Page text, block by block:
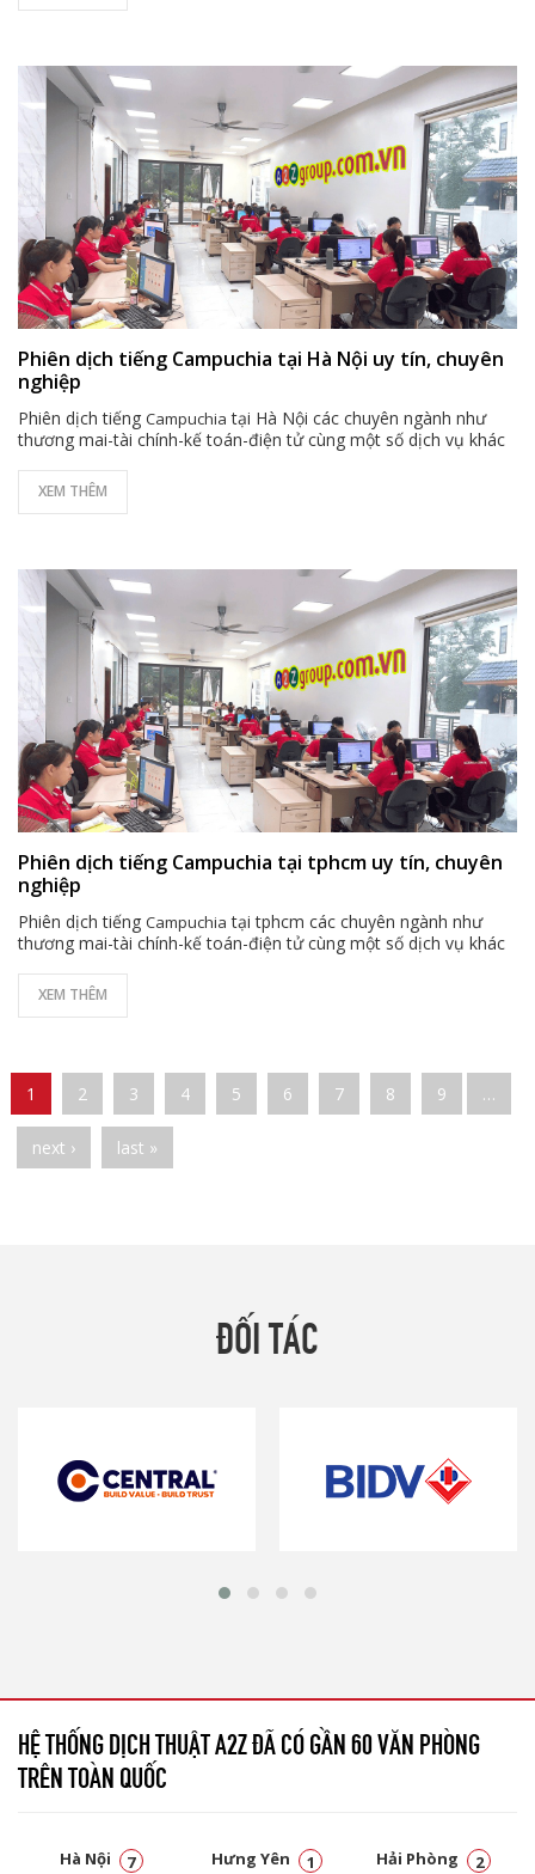
Phiên dịch tiếng Campuchia tại Hà Nội uy tín, chuyên
nghiệp
Phiên dịch tiếng Campuchia tại Hà Nội các chuyên ngành như
thương mai-tài chính-kế toán-điện tử cùng một số dịch vụ khác
XEM THÊM
Phiên dịch tiếng Campuchia tại tphcm uy tín, chuyên
nghiệp
Phiên dịch tiếng Campuchia tại tphcm các chuyên ngành như
thương mai-tài chính-kế toán-điện tử cùng một số dịch vụ khác
XEM THÊM
Pages
1 2 3 4 5 6 7 8 9 …
next › last »
ĐỐI TÁC
HỆ THỐNG DỊCH THUẬT A2Z ĐÃ CÓ GẦN 60 VĂN PHÒNG
TRÊN TOÀN QUỐC
Hà Nội 7 Hưng Yên 1 Hải Phòng 2